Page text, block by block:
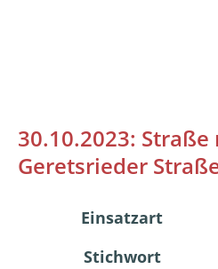
30.10.2023: Straße
Geretsrieder
Einsatzart
Stichwort